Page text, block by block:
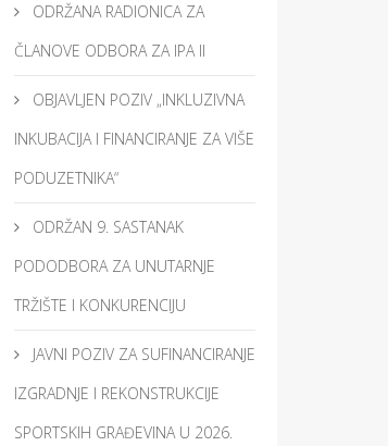
ODRŽANA RADIONICA ZA
ČLANOVE ODBORA ZA IPA II
OBJAVLJEN POZIV „INKLUZIVNA
INKUBACIJA I FINANCIRANJE ZA VIŠE
PODUZETNIKA“
ODRŽAN 9. SASTANAK
PODODBORA ZA UNUTARNJE
TRŽIŠTE I KONKURENCIJU
JAVNI POZIV ZA SUFINANCIRANJE
IZGRADNJE I REKONSTRUKCIJE
SPORTSKIH GRAĐEVINA U 2026.